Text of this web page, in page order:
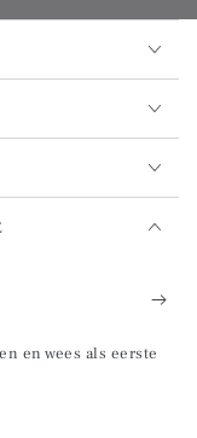
en wees als eerste